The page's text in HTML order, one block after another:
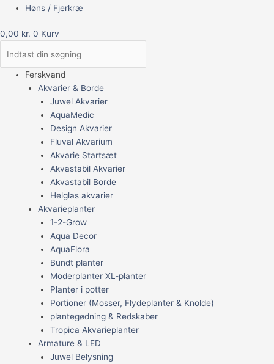
Høns / Fjerkræ
0,00 kr. 0 Kurv
Ferskvand
Akvarier & Borde
Juwel Akvarier
AquaMedic
Design Akvarier
Fluval Akvarium
Akvarie Startsæt
Akvastabil Akvarier
Akvastabil Borde
Helglas akvarier
Akvarieplanter
1-2-Grow
Aqua Decor
AquaFlora
Bundt planter
Moderplanter XL-planter
Planter i potter
Portioner (Mosser, Flydeplanter & Knolde)
plantegødning & Redskaber
Tropica Akvarieplanter
Armature & LED
Juwel Belysning